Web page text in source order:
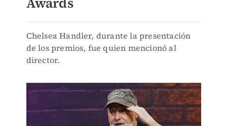
Chelsea Handler, durante la presentación
de los premios, fue quien mencionó al
director.